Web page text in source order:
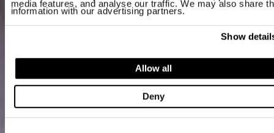
media features, and analyse our traffic. We may also share
information with our advertising partners.
Show
Allow all
Deny